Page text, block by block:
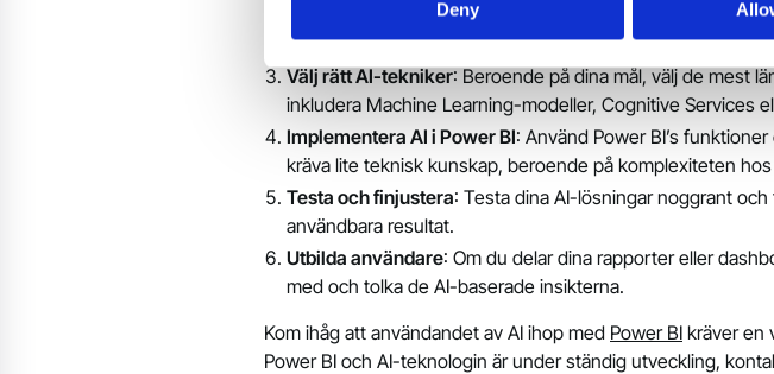
Deny
Förbered dina data: Se till att dina data är korrekt
analysen.
Välj rätt AI-tekniker: Beroende på dina mål, välj de mest
inkludera Machine Learning-modeller, Cognitive Services
Implementera AI i Power BI: Använd Power BI’s
kräva lite teknisk kunskap, beroende på komplexiteten
Testa och finjustera: Testa dina AI-lösningar noggrant
användbara resultat.
Utbilda användare: Om du delar dina rapporter eller
med och tolka de AI-baserade insikterna.
Kom ihåg att användandet av AI ihop med Power BI kräver en
Power BI och AI-teknologin är under ständig utveckling,